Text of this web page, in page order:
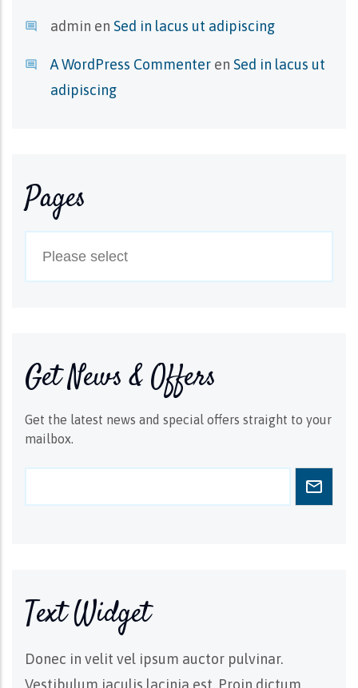
admin en Sed in lacus ut adipiscing
A WordPress Commenter en Sed in lacus ut
adipiscing
Pages
Get News & Offers
Get the latest news and special offers straight to your
mailbox.
Text Widget
Donec in velit vel ipsum auctor pulvinar.
Vestibulum iaculis lacinia est. Proin dictum